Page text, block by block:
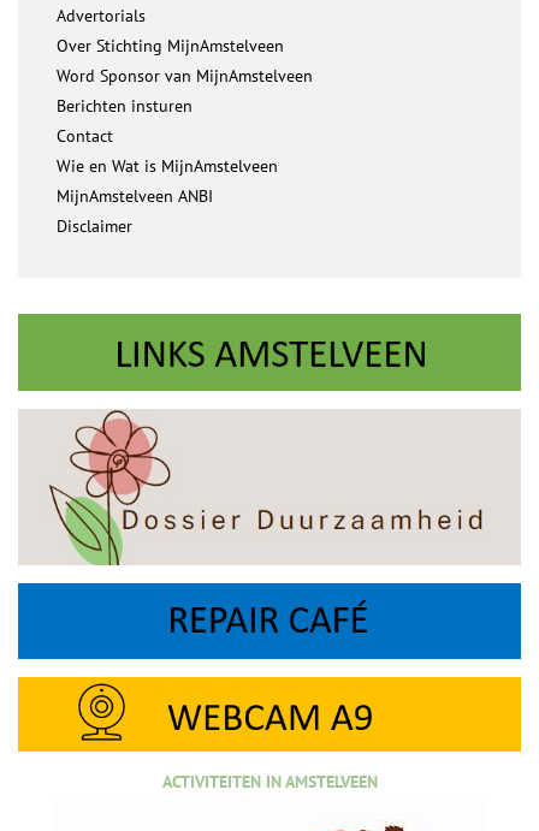
Advertorials
Over Stichting MijnAmstelveen
Word Sponsor van MijnAmstelveen
Berichten insturen
Contact
Wie en Wat is MijnAmstelveen
MijnAmstelveen ANBI
Disclaimer
ACTIVITEITEN IN AMSTELVEEN